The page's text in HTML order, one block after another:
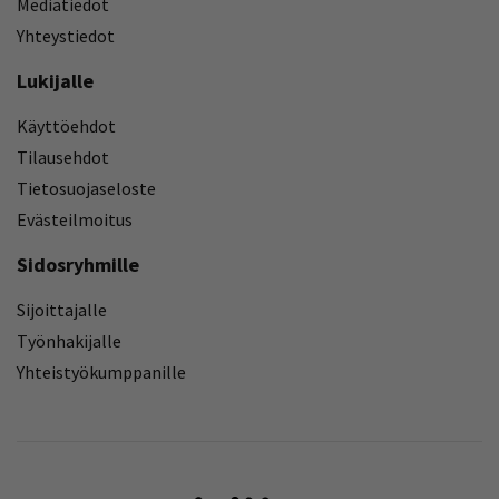
Mediatiedot
Yhteystiedot
Lukijalle
Käyttöehdot
Tilausehdot
Tietosuojaseloste
Evästeilmoitus
Sidosryhmille
Sijoittajalle
Työnhakijalle
Yhteistyökumppanille